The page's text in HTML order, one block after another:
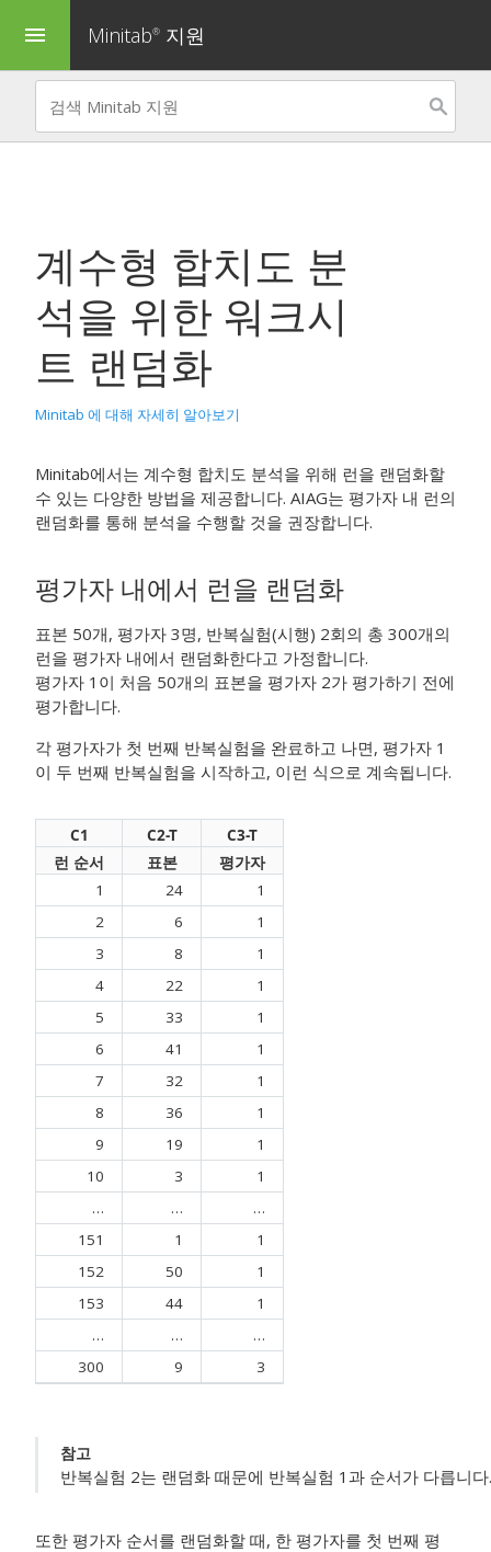
menu Minitab® 지원
계수형 합치도 분
석을 위한 워크시
트 랜덤화
Minitab 에 대해 자세히 알아보기
Minitab에서는 계수형 합치도 분석을 위해 런을 랜덤화할
수 있는 다양한 방법을 제공합니다. AIAG는 평가자 내 런의
랜덤화를 통해 분석을 수행할 것을 권장합니다.
평가자 내에서 런을 랜덤화
표본 50개, 평가자 3명, 반복실험(시행) 2회의 총 300개의
런을 평가자 내에서 랜덤화한다고 가정합니다.
평가자 1이 처음 50개의 표본을 평가자 2가 평가하기 전에
평가합니다.
각 평가자가 첫 번째 반복실험을 완료하고 나면, 평가자 1
이 두 번째 반복실험을 시작하고, 이런 식으로 계속됩니다.
C1 C2-T
C3-T
런 순서
표본
평가자
1
24
1
2
6
1
3
8
1
4
22
1
5
33
1
6
41
1
7
32
1
8
36
1
9
19
1
10
3
1
…
…
…
151
1
1
152
50
1
153
44
1
…
…
…
300
9 3
참고
반복실험 2는 랜덤화 때문에 반복실험 1과 순서가 다릅니다.
또한 평가자 순서를 랜덤화할 때, 한 평가자를 첫 번째 평